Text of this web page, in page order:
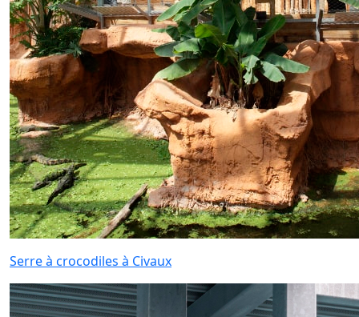
Serre à crocodiles à Civaux